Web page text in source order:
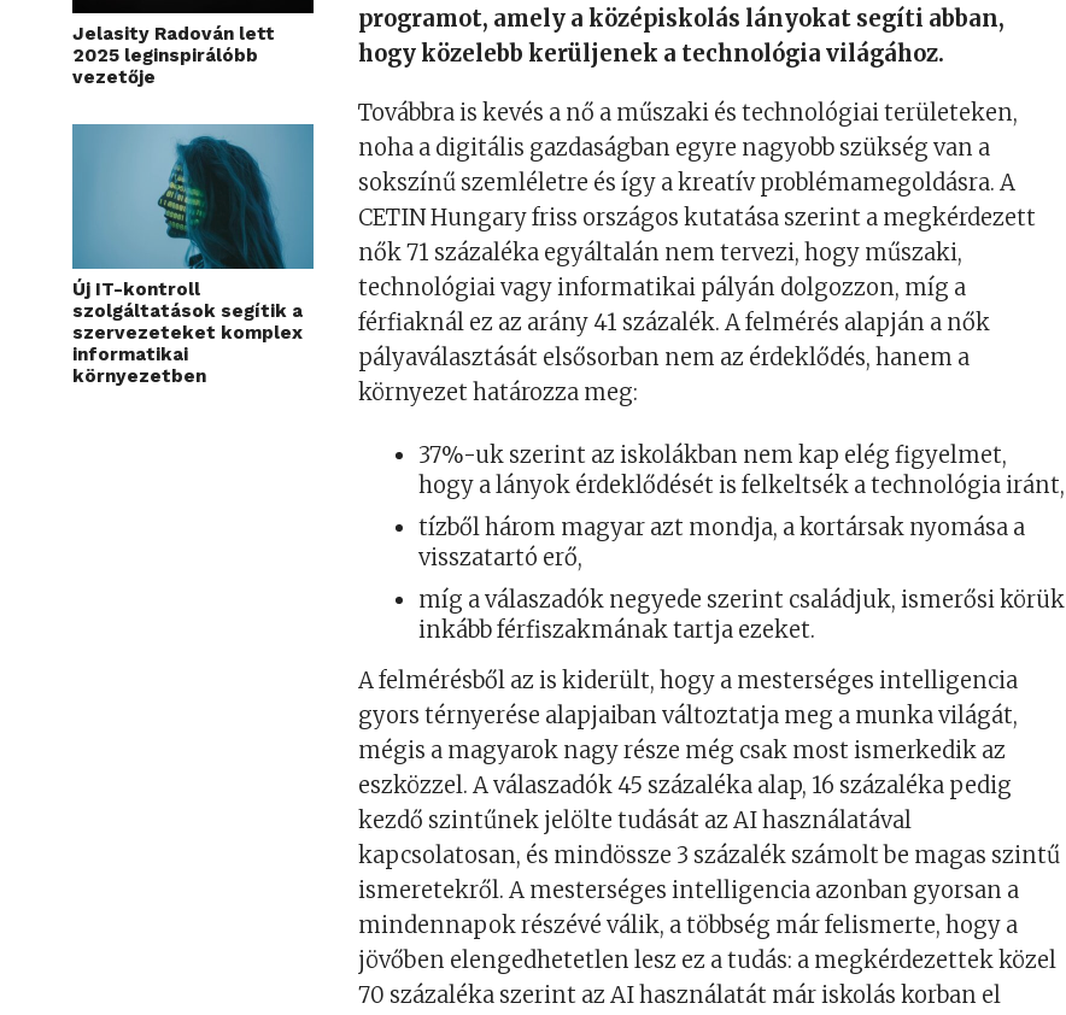
Jelasity Radován lett
2025 leginspirálóbb
vezetője
Új IT-kontroll
szolgáltatások segítik a
szervezeteket komplex
informatikai
környezetben
programot, amely a középiskolás lányokat segíti abban,
hogy közelebb kerüljenek a technológia világához.
Továbbra is kevés a nő a műszaki és technológiai területeken,
noha a digitális gazdaságban egyre nagyobb szükség van a
sokszínű szemléletre és így a kreatív problémamegoldásra. A
CETIN Hungary friss országos kutatása szerint a megkérdezett
nők 71 százaléka egyáltalán nem tervezi, hogy műszaki,
technológiai vagy informatikai pályán dolgozzon, míg a
férfiaknál ez az arány 41 százalék. A felmérés alapján a nők
pályaválasztását elsősorban nem az érdeklődés, hanem a
környezet határozza meg:
37%-uk szerint az iskolákban nem kap elég figyelmet,
hogy a lányok érdeklődését is felkeltsék a technológia iránt,
tízből három magyar azt mondja, a kortársak nyomása a
visszatartó erő,
míg a válaszadók negyede szerint családjuk, ismerősi körük
inkább férfiszakmának tartja ezeket.
A felmérésből az is kiderült, hogy a mesterséges intelligencia
gyors térnyerése alapjaiban változtatja meg a munka világát,
mégis a magyarok nagy része még csak most ismerkedik az
eszközzel. A válaszadók 45 százaléka alap, 16 százaléka pedig
kezdő szintűnek jelölte tudását az AI használatával
kapcsolatosan, és mindössze 3 százalék számolt be magas szintű
ismeretekről. A mesterséges intelligencia azonban gyorsan a
mindennapok részévé válik, a többség már felismerte, hogy a
jövőben elengedhetetlen lesz ez a tudás: a megkérdezettek közel
70 százaléka szerint az AI használatát már iskolás korban el